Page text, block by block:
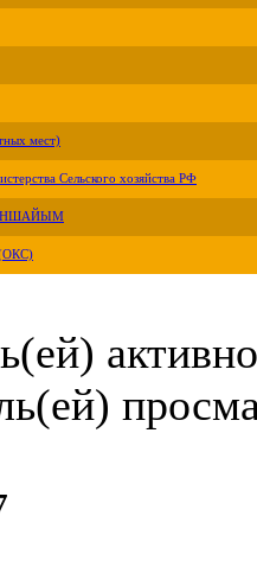
мест)
Сельского хозяйства РФ
активно